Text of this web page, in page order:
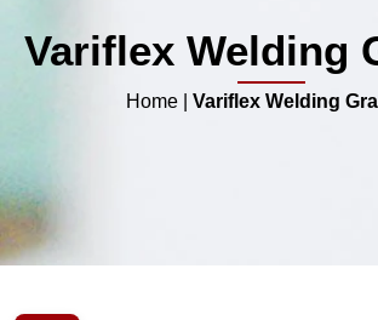
Variflex Welding
Home| Variflex Welding